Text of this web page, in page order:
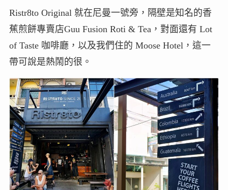
Ristr8to Original 就在尼曼一號旁，隔壁是知名的香
蕉煎餅專賣店Guu Fusion Roti & Tea，對面還有 Lot
of Taste 咖啡廳，以及我們住的 Moose Hotel，這一
帶可說是熱鬧的很。